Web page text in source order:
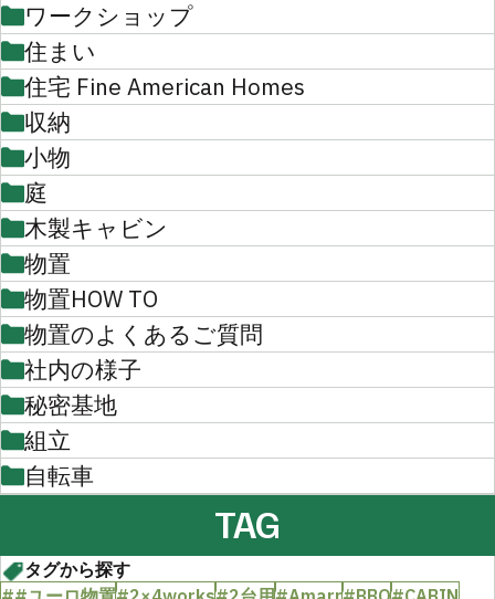
ワークショップ
住まい
住宅 Fine American Homes
収納
小物
庭
木製キャビン
物置
物置HOW TO
物置のよくあるご質問
社内の様子
秘密基地
組立
自転車
TAG
タグから探す